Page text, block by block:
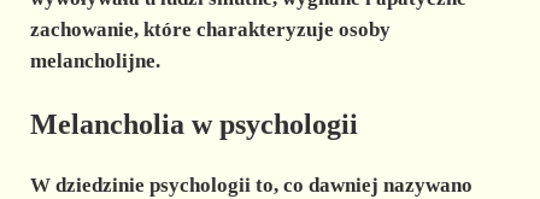
zachowanie, które charakteryzuje osoby
melancholijne.
Melancholia w psychologii
W dziedzinie psychologii to, co dawniej nazywano